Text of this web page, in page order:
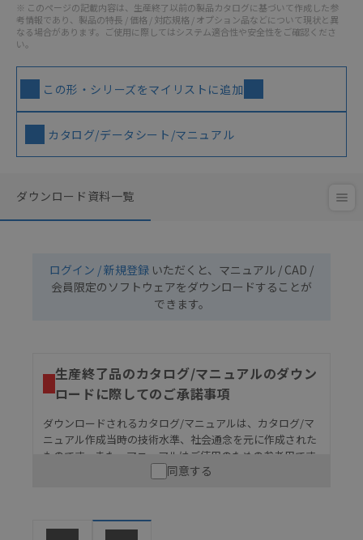
※ このページの記載内容は、生産終了以前の製品カタログに基づいて作成した参
考情報であり、製品の特長 / 価格 / 対応規格 / オプション品などについて現状と異
なる場合があります。ご使用に際してはシステム適合性や安全性をご確認くださ
い。
この形・シリーズをマイリストに追加
カタログ/データシート/マニュアル
ダウンロード資料一覧
ログイン / 新規登録 いただくと、マニュアル / CAD /
会員限定のソフトウェアをダウンロードすることが
できます。
生産終了品のカタログ/マニュアルのダウン
ロードに際してのご承諾事項
ダウンロードされるカタログ/マニュアルは、カタログ/マ
ニュアル作成当時の技術水準、社会通念を元に作成された
ものです。また、マニュアルはご使用のための参考用です
ので、ご使用にあたっての安全性については十分にご配慮
うな用途に使用される場合には、システム全体として
同意する